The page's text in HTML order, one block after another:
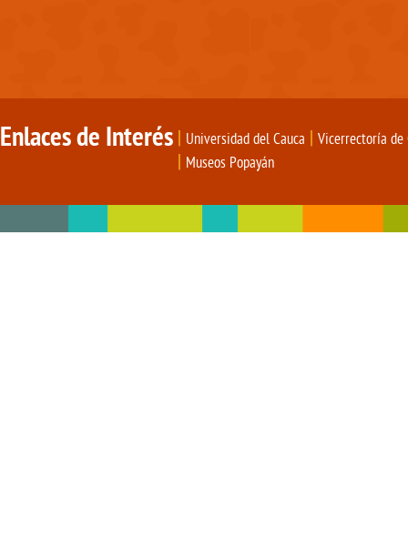
Enlaces de Interés Universidad del Cauca Vicerrectoría
Museos Popayán